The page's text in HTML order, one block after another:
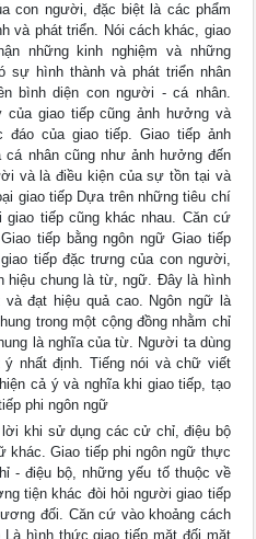
con người, đặc biệt là các phẩm
và phát triển. Nói cách khác, giao
những kinh nghiệm và những
sự hình thành và phát triển nhân
bình diện con người - cá nhân.
của giao tiếp cũng ảnh hưởng và
của giao tiếp. Giao tiếp ảnh
nhân cũng như ảnh hưởng đến
và là điều kiện của sự tồn tại và
giao tiếp Dựa trên những tiêu chí
giao tiếp cũng khác nhau. Căn cứ
tiếp bằng ngôn ngữ Giao tiếp
tiếp đặc trưng của con người,
hiệu chung là từ, ngữ. Đây là hình
đạt hiệu quả cao. Ngôn ngữ là
trong một cộng đồng nhằm chỉ
là nghĩa của từ. Người ta dùng
nhất định. Tiếng nói và chữ viết
cả ý và nghĩa khi giao tiếp, tạo
phi ngôn ngữ
khi sử dụng các cử chỉ, điệu bộ
khác. Giao tiếp phi ngôn ngữ thực
- điệu bộ, những yếu tố thuộc về
tiện khác đòi hỏi người giao tiếp
đối. Căn cứ vào khoảng cách
hình thức giao tiếp mặt đối mặt